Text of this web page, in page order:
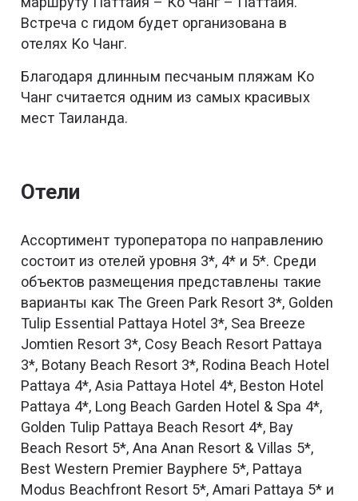
Встреча с гидом будет организована в
отелях Ко Чанг.
Благодаря длинным песчаным пляжам Ко
Чанг считается одним из самых красивых
мест Таиланда.
Отели
Ассортимент туроператора по направлению
состоит из отелей уровня 3*, 4* и 5*. Среди
объектов размещения представлены такие
варианты как The Green Park Resort 3*, Golden
Tulip Essential Pattaya Hotel 3*, Sea Breeze
Jomtien Resort 3*, Cosy Beach Resort Pattaya
3*, Botany Beach Resort 3*, Rodina Beach Hotel
Pattaya 4*, Asia Pattaya Hotel 4*, Beston Hotel
Pattaya 4*, Long Beach Garden Hotel & Spa 4*,
Golden Tulip Pattaya Beach Resort 4*, Bay
Beach Resort 5*, Ana Anan Resort & Villas 5*,
Best Western Premier Bayphere 5*, Pattaya
Modus Beachfront Resort 5*, Amari Pattaya 5* и